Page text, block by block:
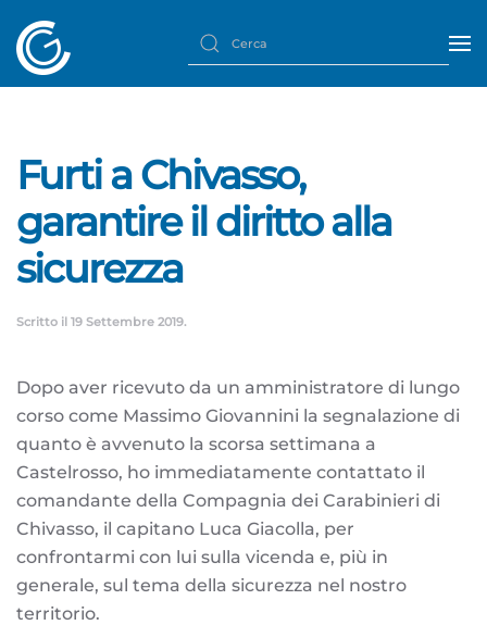
Furti a Chivasso,
garantire il diritto alla
sicurezza
Scritto il 19 Settembre 2019.
Dopo aver ricevuto da un amministratore di lungo
corso come Massimo Giovannini la segnalazione di
quanto è avvenuto la scorsa settimana a
Castelrosso, ho immediatamente contattato il
comandante della Compagnia dei Carabinieri di
Chivasso, il capitano Luca Giacolla, per
confrontarmi con lui sulla vicenda e, più in
generale, sul tema della sicurezza nel nostro
territorio.